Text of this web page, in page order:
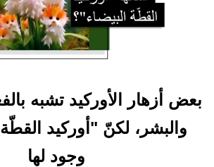
بعض أزهار الأوركيد تشبه
والبشر، لكنّ "أوركيد القطّة
وجود لها